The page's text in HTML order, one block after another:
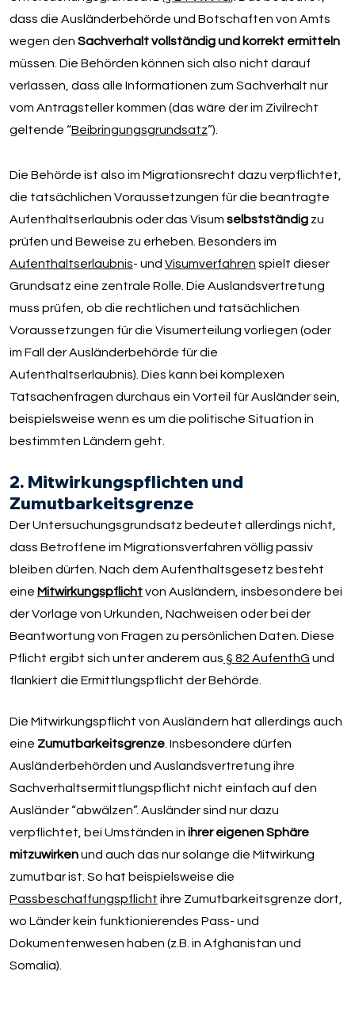
dass die Ausländerbehörde und Botschaften von Amts
wegen denSachverhalt vollständig und korrekt ermitteln
müssen. Die Behörden können sich also nicht darauf
verlassen, dass alle Informationen zum Sachverhalt nur
vom Antragsteller kommen (das wäre der im Zivilrecht
geltende “Beibringungsgrundsatz”).
Die Behörde ist also im Migrationsrecht dazu verpflichtet,
die tatsächlichen Voraussetzungen für die beantragte
Aufenthaltserlaubnis oder das Visum selbstständig zu
prüfen und Beweise zu erheben. Besonders im
Aufenthaltserlaubnis- und Visumverfahren spielt dieser
Grundsatz eine zentrale Rolle. Die Auslandsvertretung
muss prüfen, ob die rechtlichen und tatsächlichen
Voraussetzungen für die Visumerteilung vorliegen (oder
im Fall der Ausländerbehörde für die
Aufenthaltserlaubnis). Dies kann bei komplexen
Tatsachenfragen durchaus ein Vorteil für Ausländer sein,
beispielsweise wenn es um die politische Situation in
bestimmten Ländern geht.
2. Mitwirkungspflichten und
Zumutbarkeitsgrenze
Der Untersuchungsgrundsatz bedeutet allerdings nicht,
dass Betroffene im Migrationsverfahren völlig passiv
bleiben dürfen. Nach dem Aufenthaltsgesetz besteht
eine Mitwirkungspflichtvon Ausländern, insbesondere bei
der Vorlage von Urkunden, Nachweisen oder bei der
Beantwortung von Fragen zu persönlichen Daten. Diese
Pflicht ergibt sich unter anderem aus § 82 AufenthG und
flankiert die Ermittlungspflicht der Behörde.
Die Mitwirkungspflicht von Ausländern hat allerdings auch
eine Zumutbarkeitsgrenze. Insbesondere dürfen
Ausländerbehörden und Auslandsvertretung ihre
Sachverhaltsermittlungspflicht nicht einfach auf den
Ausländer “abwälzen”. Ausländer sind nur dazu
verpflichtet, bei Umständen in ihrer eigenen Sphäre
mitzuwirkenund auch das nur solange die Mitwirkung
zumutbar ist. So hat beispielsweise die
Passbeschaffungspflicht ihre Zumutbarkeitsgrenze dort,
wo Länder kein funktionierendes Pass- und
Dokumentenwesen haben (z.B. in Afghanistan und
Somalia).